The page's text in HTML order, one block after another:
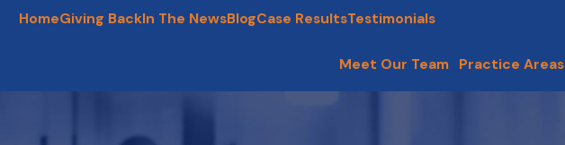
HomeGiving BackIn The NewsBlogCase ResultsTestimonials
Meet Our Team Practice Areas